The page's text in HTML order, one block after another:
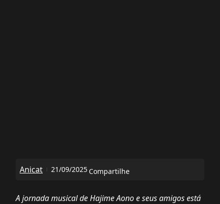
Anicat 21/09/2025 Compartilhe
A jornada musical de Hajime Aono e seus amigos está